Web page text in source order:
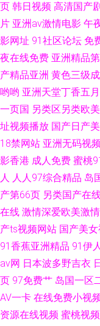
页 韩日视频 高清国产
片 亚洲av激情电影 午
影网址 91社区论坛 免
夜在线免费 亚洲精品
产精品亚洲 黄色三级
哟哟 亚洲天堂丁香五月
一页国 另类区另类欧美
址视频播放 国产日产
18禁网站 亚洲无码视
影香港 成人免费 蜜桃
人 人人97综合精品 岛
产第66页 另类国产在
在线 激情深爱欧美激情
产ts视频网站 国产美
91香蕉亚洲精品 91伊
av网 日本波多野吉衣
页 97免费艹 岛国一区
AV一卡 在线免费小视
资源在线视频 蜜桃视